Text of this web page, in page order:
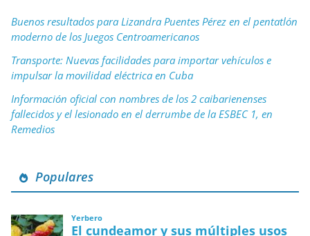
Buenos resultados para Lizandra Puentes Pérez en el pentatlón
moderno de los Juegos Centroamericanos
Transporte: Nuevas facilidades para importar vehículos e
impulsar la movilidad eléctrica en Cuba
Información oficial con nombres de los 2 caibarienenses
fallecidos y el lesionado en el derrumbe de la ESBEC 1, en
Remedios
Populares